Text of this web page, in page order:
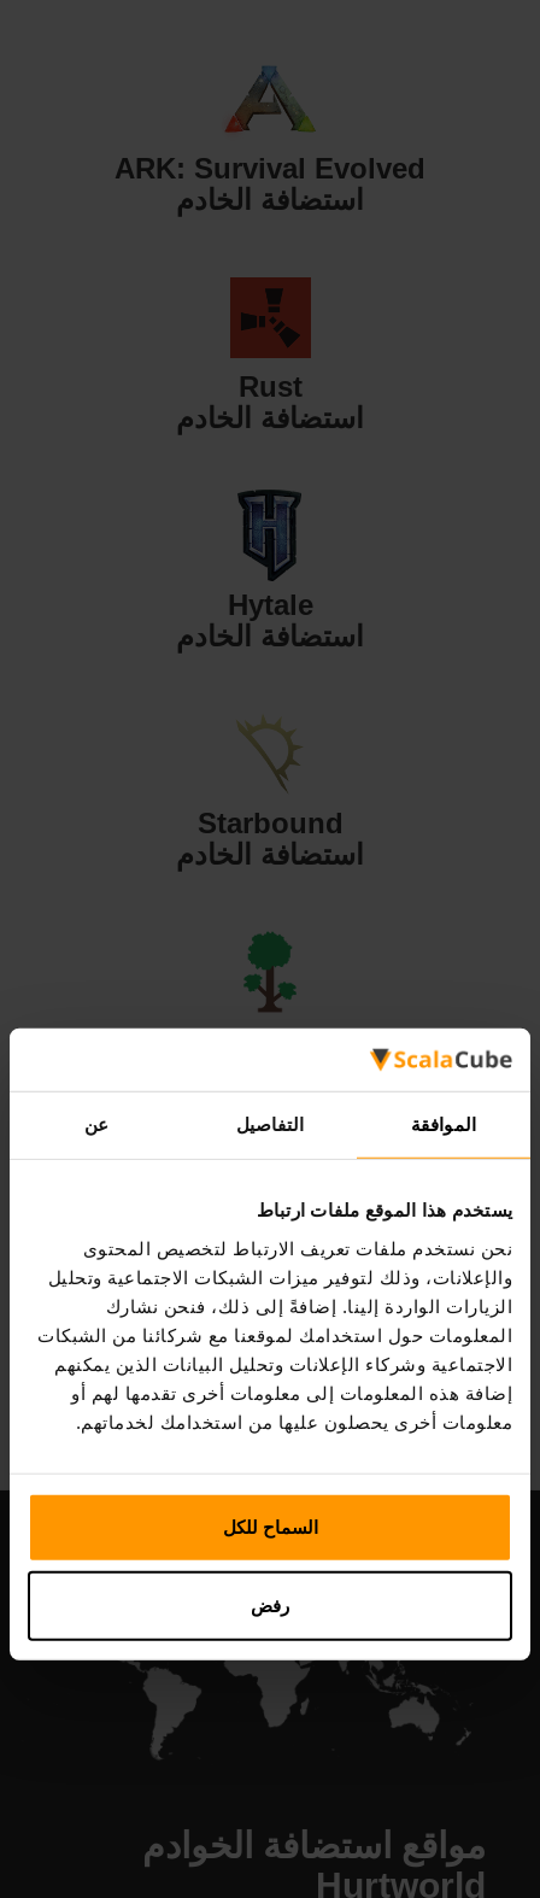
الموافقة التفاصيل عن
يستخدم هذا الموقع ملفات ارتباط
نحن نستخدم ملفات تعريف الارتباط لتخصيص المحتوى
والإعلانات، وذلك لتوفير ميزات الشبكات الاجتماعية وتحليل
الزيارات الواردة إلينا. إضافةً إلى ذلك، فنحن نشارك
المعلومات حول استخدامك لموقعنا مع شركائنا من الشبكات
الاجتماعية وشركاء الإعلانات وتحليل البيانات الذين يمكنهم
إضافة هذه المعلومات إلى معلومات أخرى تقدمها لهم أو
معلومات أخرى يحصلون عليها من استخدامك لخدماتهم.
السماح للكل
رفض
ARK: Survival Evolved
استضافة الخادم
Rust
استضافة الخادم
Hytale
استضافة الخادم
Starbound
استضافة الخادم
Valheim
استضافة الخادم
All Games
مواقع استضافة الخوادم
Hurtworld